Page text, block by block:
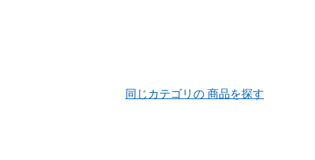
同じカテゴリの 商品を探す